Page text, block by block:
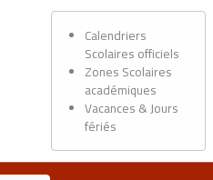
Calendriers
Scolaires officiels
Zones Scolaires
académiques
Vacances & Jours
fériés